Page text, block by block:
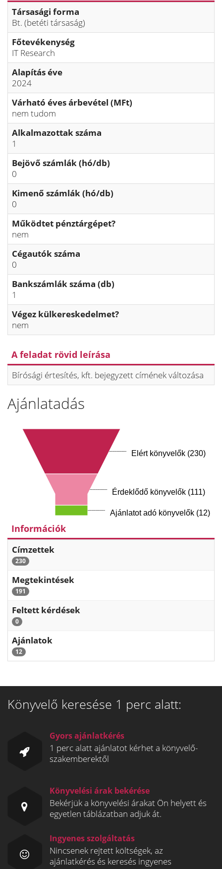
Társasági forma
Bt. (betéti társaság)
Főtevékenység
IT Research
Alapítás éve
2024
Várható éves árbevétel (MFt)
nem tudom
Alkalmazottak száma
1
Bejövő számlák (hó/db)
0
Kimenő számlák (hó/db)
0
Működtet pénztárgépet?
nem
Cégautók száma
0
Bankszámlák száma (db)
1
Végez külkereskedelmet?
nem
A feladat rövid leírása
Bírósági értesítés, kft. bejegyzett címének változása
Ajánlatadás
Elért könyvelők (230)
Érdeklődő könyvelők (111)
Ajánlatot adó könyvelők (12)
Információk
Címzettek
230
Megtekintések
191
Feltett kérdések
0
Ajánlatok
12
Könyvelő keresése 1 perc alatt:
Gyors ajánlatkérés
1 perc alatt ajánlatot kérhet a könyvelő-
szakemberektől
Könyvelési árak bekérése
Bekérjük a könyvelési árakat Ön helyett és
egyetlen táblázatban adjuk át.
Ingyenes szolgáltatás
Nincsenek rejtett költségek, az
ajánlatkérés és keresés ingyenes